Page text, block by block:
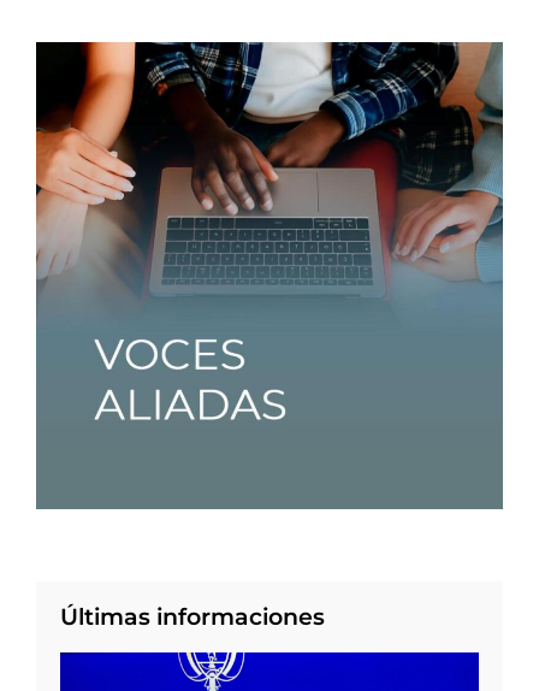
Últimas informaciones